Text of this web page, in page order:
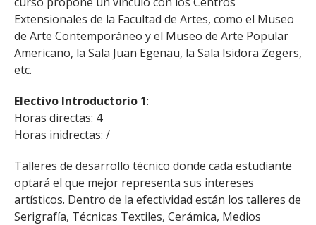
Extensionales de la Facultad de Artes, como el Museo
de Arte Contemporáneo y el Museo de Arte Popular
Americano, la Sala Juan Egenau, la Sala Isidora Zegers,
etc.
Electivo Introductorio 1:
Horas directas: 4
Horas inidrectas: /
Talleres de desarrollo técnico donde cada estudiante
optará el que mejor representa sus intereses
artísticos. Dentro de la efectividad están los talleres de
Serigrafía, Técnicas Textiles, Cerámica, Medios